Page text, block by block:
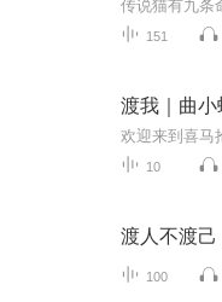
151
渡我｜曲
10
渡人不渡己
100